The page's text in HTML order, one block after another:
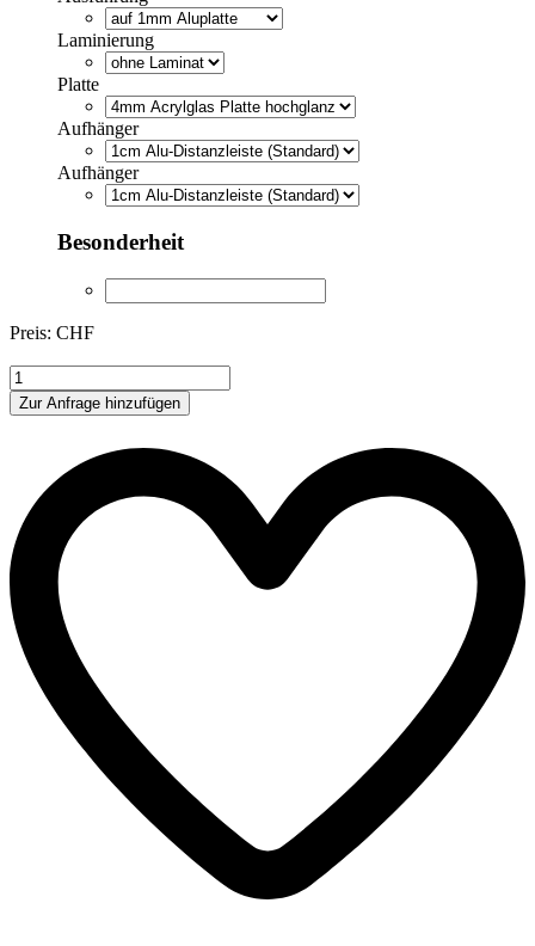
Laminierung
Platte
Aufhänger
Aufhänger
Besonderheit
Preis: CHF
ADB046
Menge
Zur Anfrage hinzufügen